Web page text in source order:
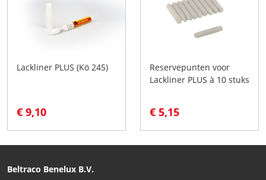
Lackliner PLUS (Kö 245)
€ 9,10
Reservepunten voor
Lackliner PLUS à 10 stuks
€ 5,15
Beltraco Benelux B.V.